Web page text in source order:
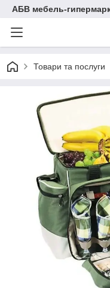
АБВ мебель-
Товари та послуги